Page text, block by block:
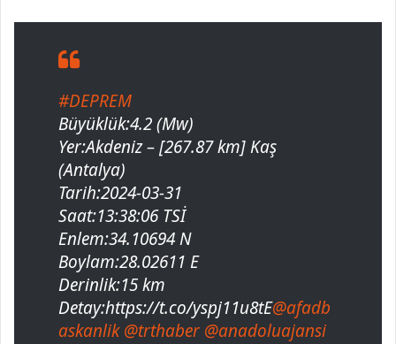
#DEPREM
Büyüklük:4.2 (Mw)
Yer:Akdeniz – [267.87 km] Kaş
(Antalya)
Tarih:2024-03-31
Saat:13:38:06 TSİ
Enlem:34.10694 N
Boylam:28.02611 E
Derinlik:15 km
Detay:https://t.co/yspj11u8tE@afadb
askanlik @trthaber @anadoluajansi